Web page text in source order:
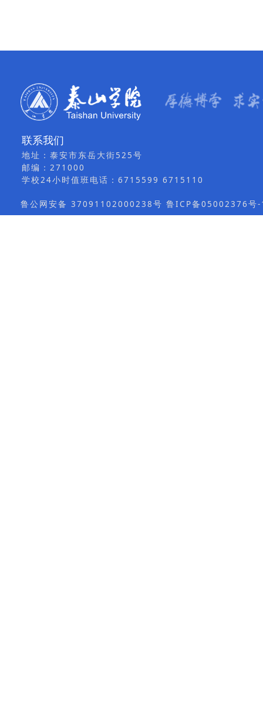
联系我们
地址：泰安市东岳大街525号
邮编：271000
学校24小时值班电话：6715599 6715110
鲁公网安备 37091102000238号 鲁ICP备05002376号